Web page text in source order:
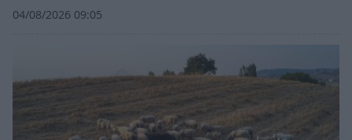
04/08/2026 09:05